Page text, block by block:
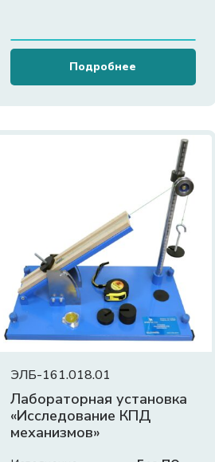
Подробнее
ЭЛБ-161.018.01
Лабораторная установка
«Исследование КПД
механизмов»